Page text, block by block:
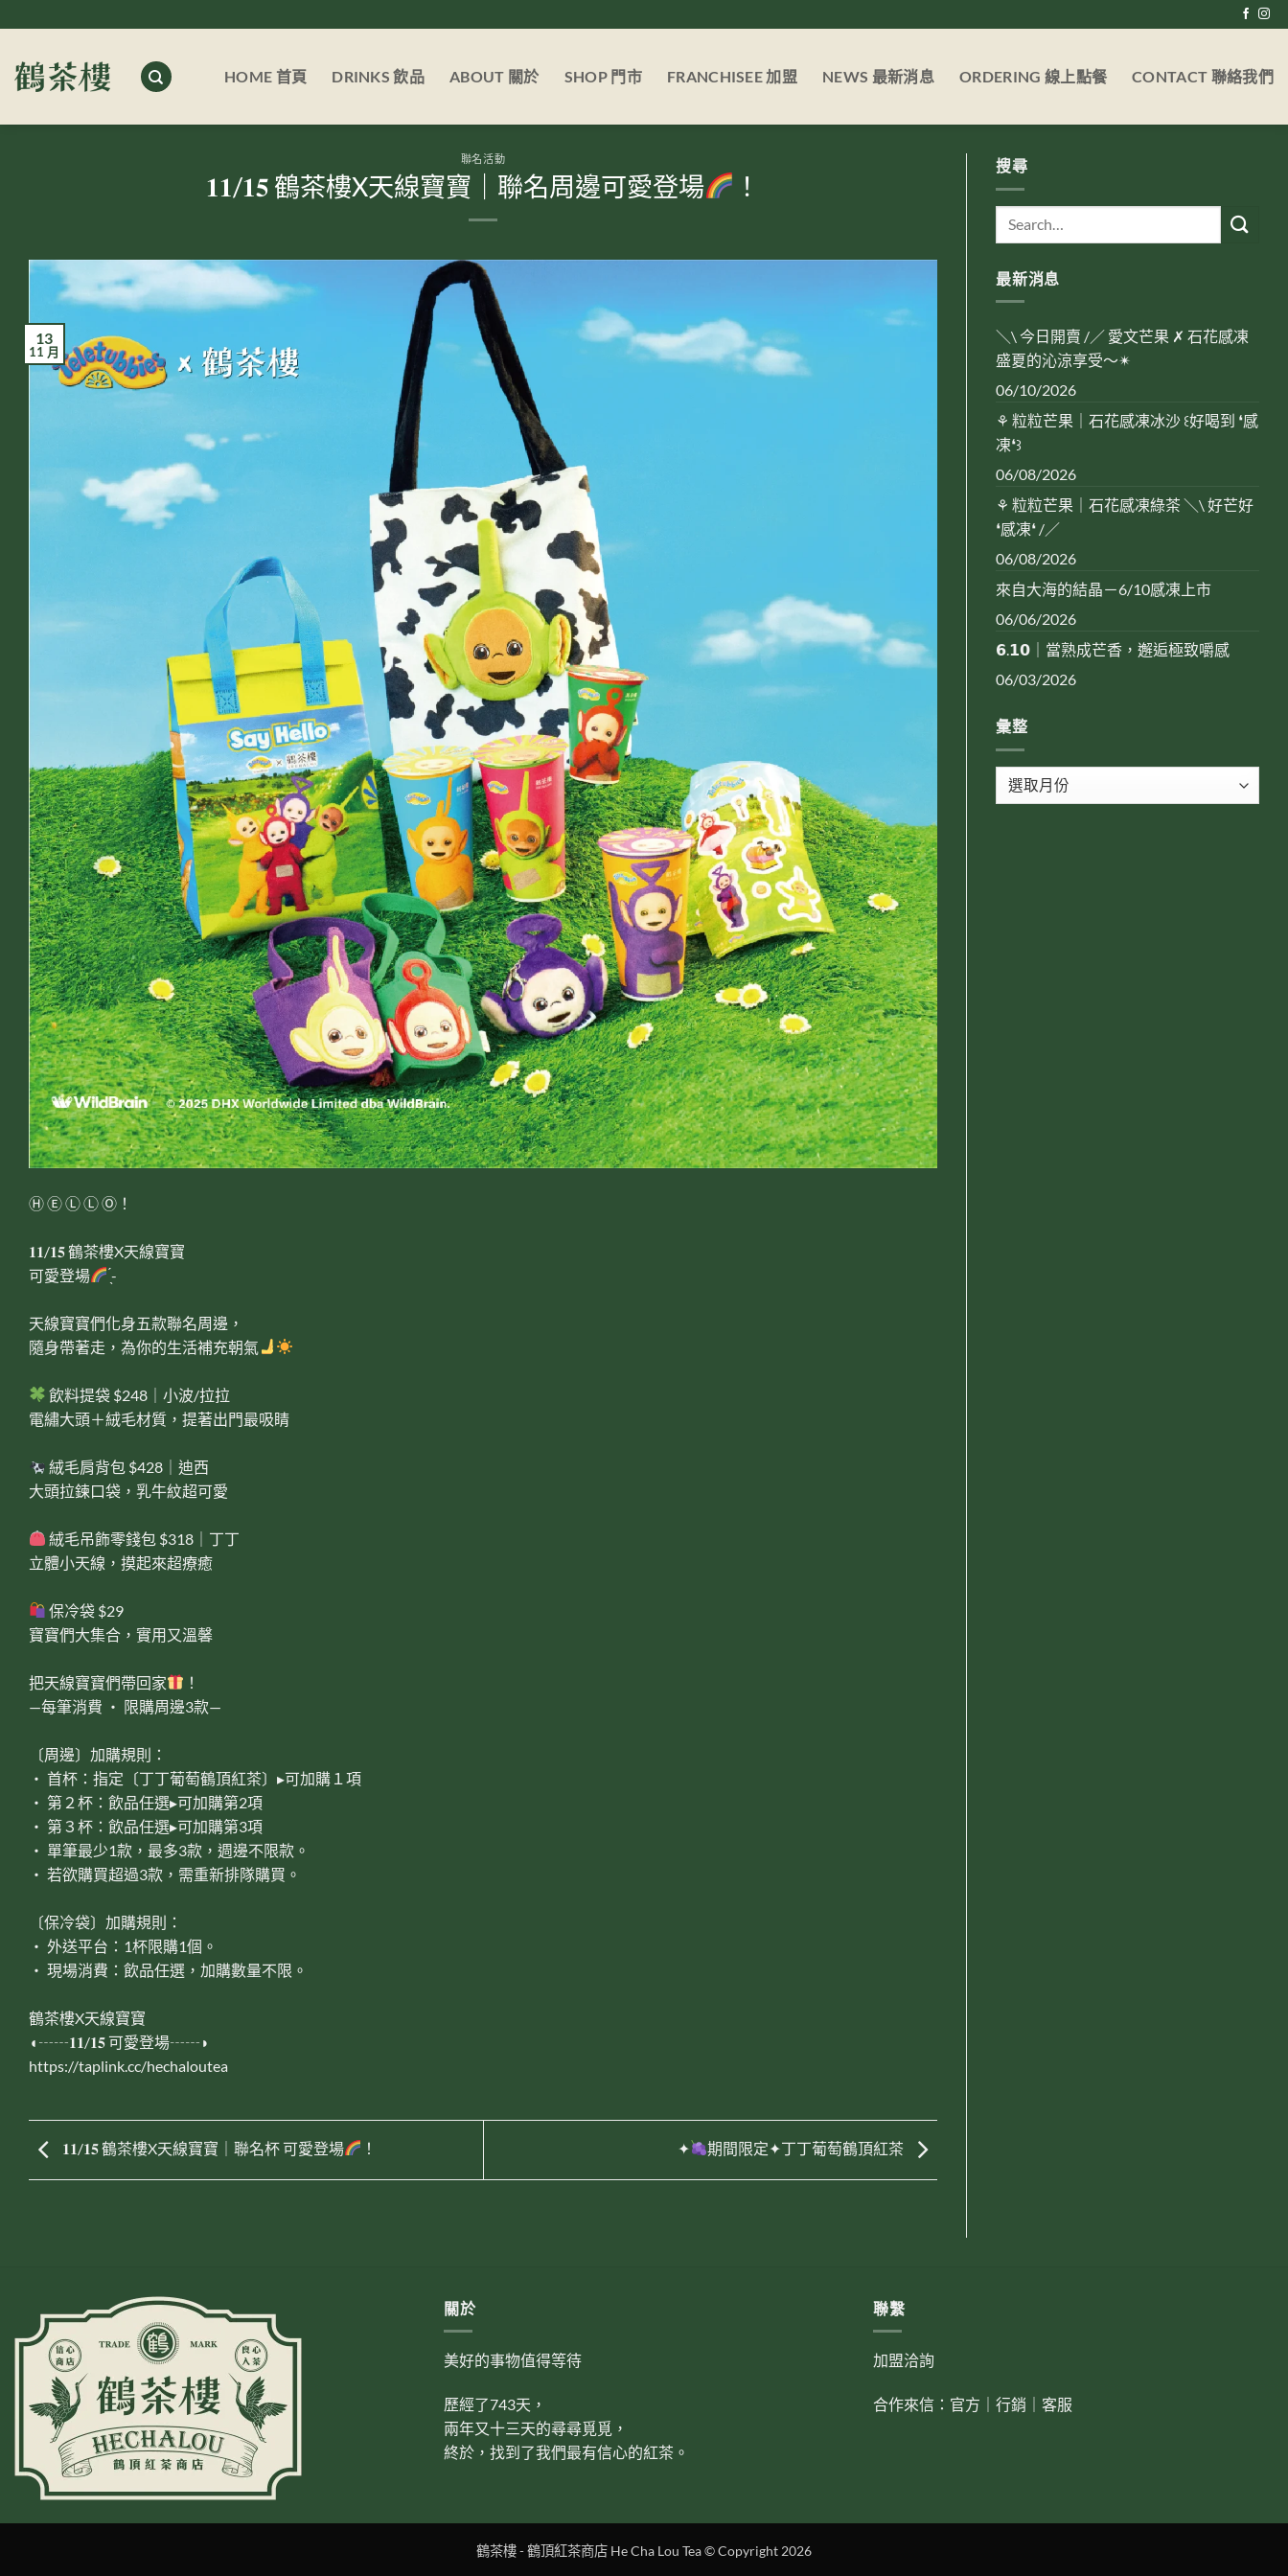
to
content
HOME 首頁
DRINKS 飲品 ABOUT 關於 SHOP 門市 FRANCHISEE 加盟 NEWS 最新消息 ORDERING 線上點餐 CONTACT 聯絡我們
聯名活動
𝟏𝟏/𝟏𝟓 鶴茶樓X天線寶寶｜聯名周邊可愛登場 ！
13
11 月
Ⓗ Ⓔ Ⓛ Ⓛ Ⓞ！
𝟏𝟏/𝟏𝟓 鶴茶樓X天線寶寶
可愛登場
̖́-
天線寶寶們化身五款聯名周邊，
隨身帶著走，為你的生活補充朝氣
飲料提袋 $248｜小波/拉拉
電繡大頭＋絨毛材質，提著出門最吸睛
絨毛肩背包 $428｜迪西
大頭拉鍊口袋，乳牛紋超可愛
絨毛吊飾零錢包 $318｜丁丁
立體小天線，摸起來超療癒
保冷袋 $29
寶寶們大集合，實用又溫馨
把天線寶寶們帶回家
！
—每筆消費 ‧ 限購周邊3款—
〔周邊〕加購規則：
‧ 首杯：指定〔丁丁葡萄鶴頂紅茶〕▸可加購１項
‧ 第２杯：飲品任選▸可加購第2項
‧ 第３杯：飲品任選▸可加購第3項
‧ 單筆最少1款，最多3款，週邊不限款。
‧ 若欲購買超過3款，需重新排隊購買。
〔保冷袋〕加購規則：
‧ 外送平台：1杯限購1個。
‧ 現場消費：飲品任選，加購數量不限。
鶴茶樓X天線寶寶
◖┄┄𝟏𝟏/𝟏𝟓 可愛登場┄┄◗
https://taplink.cc/hechaloutea
𝟏𝟏/𝟏𝟓 鶴茶樓X天線寶寶｜聯名杯 可愛登場 ！ ✦ 期間限定✦丁丁葡萄鶴頂紅茶
搜尋
最新消息
＼\ 今日開賣 /／ 愛文芒果 ✗ 石花感凍
盛夏的沁涼享受～✴︎
06/10/2026
⚘ 粒粒芒果｜石花感凍冰沙 ꒰好喝到 ❛感
凍❛꒱
06/08/2026
⚘ 粒粒芒果｜石花感凍綠茶 ＼\ 好芒好
❛感凍❛ /／
06/08/2026
來自大海的結晶－6/10感凍上市
06/06/2026
𝟲.𝟭𝟬｜當熟成芒香，邂逅極致嚼感
06/03/2026
彙整
關於
美好的事物值得等待
歷經了743天，
兩年又十三天的尋尋覓覓，
終於，找到了我們最有信心的紅茶。
聯繫
加盟洽詢
合作來信： 官方 行銷 客服
鶴茶樓 - 鶴頂紅茶商店 He Cha Lou Tea © Copyright 2026